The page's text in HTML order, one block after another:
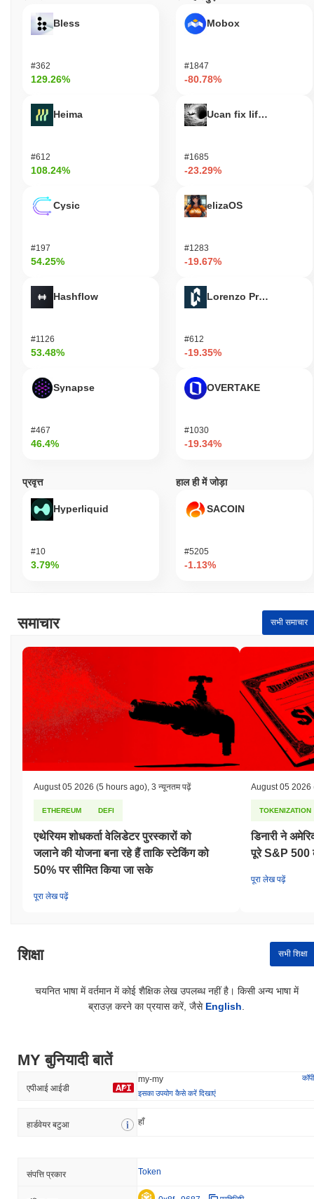
Bless
#362
129.26%
Heima
#612
108.24%
Cysic
#197
54.25%
Hashflow
#1126
53.48%
Synapse
#467
46.4%
Mobox
#1847
-80.78%
Ucan fix life in1day
#1685
-23.29%
elizaOS
#1283
-19.67%
Lorenzo Protocol
#612
-19.35%
OVERTAKE
#1030
-19.34%
प्रवृत्त
Hyperliquid
#10
3.79%
हाल ही में जोड़ा
SACOIN
#5205
-1.13%
समाचार सभी समाचार
August 05 2026 (5 hours ago) 3 न्यूनतम पढ़ें
ETHEREUM DEFI
एथेरियम शोधकर्ता वेलिडेटर पुरस्कारों को
जलाने की योजना बना रहे हैं ताकि स्टेकिंग को
50% पर सीमित किया जा सके
पूरा लेख पढ़ें
August 05 2026
TOKENIZATION
डिनारी ने
पूरे S&P 500
पूरा लेख पढ़ें
शिक्षा सभी शिक्षा
चयनित भाषा में वर्तमान में कोई शैक्षिक लेख उपलब्ध नहीं है। किसी अन्य भाषा में
ब्राउज़ करने का प्रयास करें, जैसे English
MY बुनियादी बातें
एपीआई आईडी
my-my
कॉपी
इसका उपयोग कैसे करें दिखाएं
हार्डवेयर बटुआ हाँ
संपत्ति प्रकार Token